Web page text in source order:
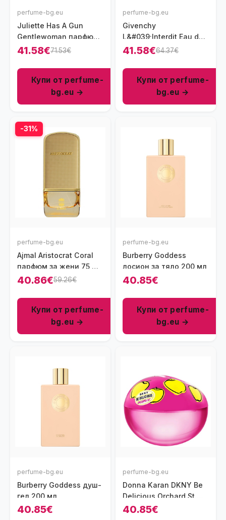
perfume-bg.eu
Juliette Has A Gun
Gentlewoman парфюм
за жени 100 мл - EDP
41.58€71.53€
Купи от perfume-
bg.eu →
perfume-bg.eu
Givenchy
L&#039;Interdit Eau de
Parfum Intense парфюм
41.58€64.37€
Купи от perfume-
bg.eu →
-31%
perfume-bg.eu
Ajmal Aristocrat Coral
парфюм за жени 75 мл
- EDP
40.86€59.26€
Купи от perfume-
bg.eu →
perfume-bg.eu
Burberry Goddess
лосион за тяло 200 мл
40.85€
Купи от perfume-
bg.eu →
perfume-bg.eu
Burberry Goddess душ-
гел 200 мл
40.85€
perfume-bg.eu
Donna Karan DKNY Be
Delicious Orchard St.
парфюм за жени 50 мл
40.85€